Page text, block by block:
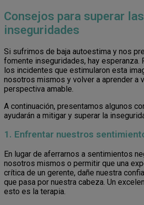
Consejos para superar las
inseguridades
Si sufrimos de baja autoestima y nos
fomente inseguridades, hay esperanza.
los incidentes que estimularon esta
nosotros mismos y volver a aprender a
perspectiva amable.
A continuación, presentamos algunos
ayudarán a mitigar y superar la
1. Enfrentar nuestros
En lugar de aferrarnos a sentimientos
nosotros mismos o permitir que una
crítica de un gerente, dañe nuestra
que pasa por nuestra cabeza. Un
esto es la terapia.